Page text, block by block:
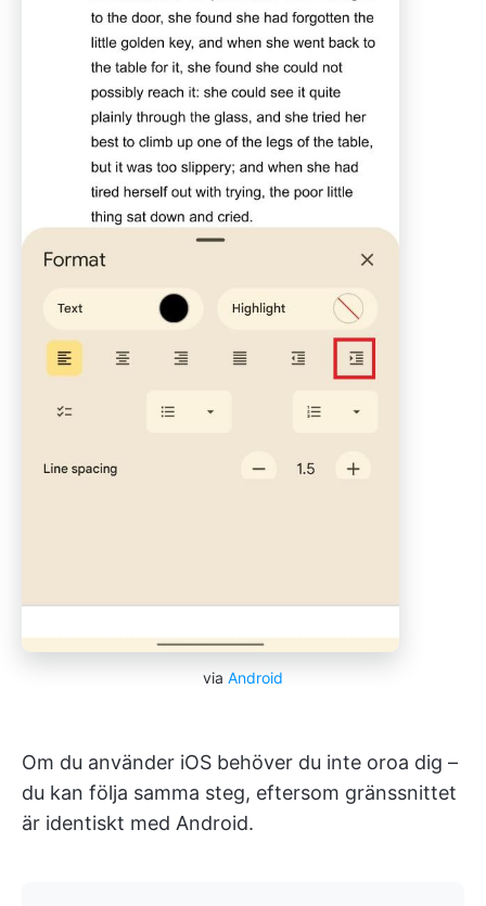
via Android
Om du använder iOS behöver du inte oroa dig –
du kan följa samma steg, eftersom gränssnittet
är identiskt med Android.